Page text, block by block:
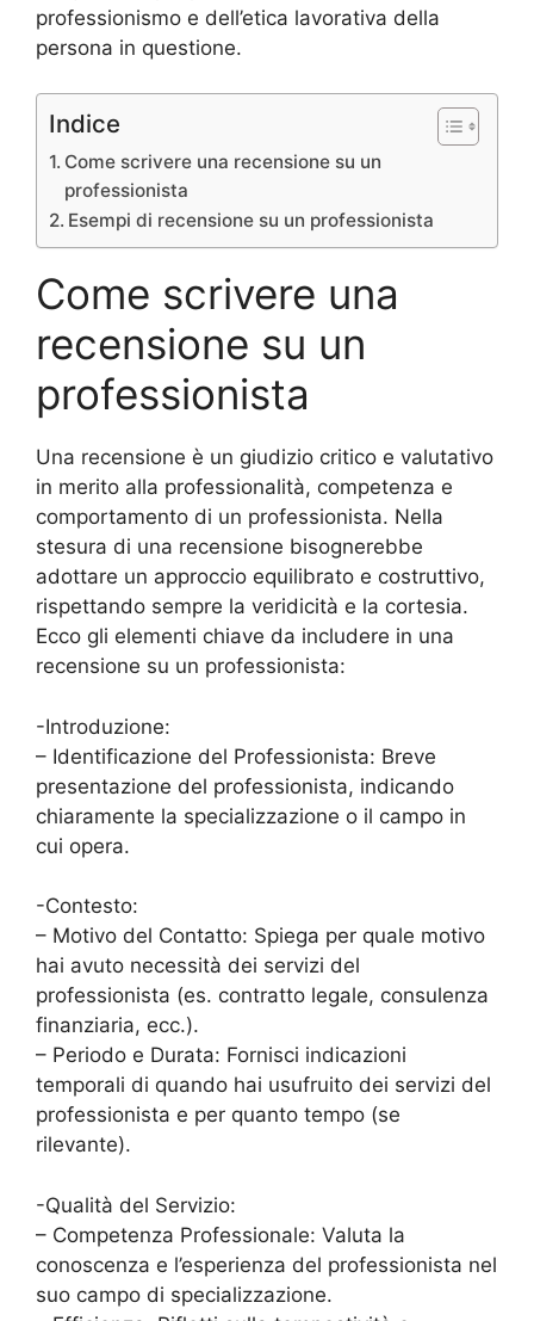
professionismo e dell’etica lavorativa della
persona in questione.
Indice
Come scrivere una recensione su un
professionista
Esempi di recensione su un professionista
Come scrivere una
recensione su un
professionista
Una recensione è un giudizio critico e valutativo
in merito alla professionalità, competenza e
comportamento di un professionista. Nella
stesura di una recensione bisognerebbe
adottare un approccio equilibrato e costruttivo,
rispettando sempre la veridicità e la cortesia.
Ecco gli elementi chiave da includere in una
recensione su un professionista:
-Introduzione:
– Identificazione del Professionista: Breve
presentazione del professionista, indicando
chiaramente la specializzazione o il campo in
cui opera.
-Contesto:
– Motivo del Contatto: Spiega per quale motivo
hai avuto necessità dei servizi del
professionista (es. contratto legale, consulenza
finanziaria, ecc.).
– Periodo e Durata: Fornisci indicazioni
temporali di quando hai usufruito dei servizi del
professionista e per quanto tempo (se
rilevante).
-Qualità del Servizio:
– Competenza Professionale: Valuta la
conoscenza e l’esperienza del professionista nel
suo campo di specializzazione.